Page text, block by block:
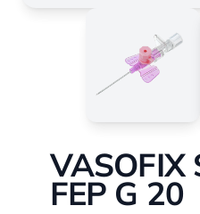
VASOFIX
FEP G 20